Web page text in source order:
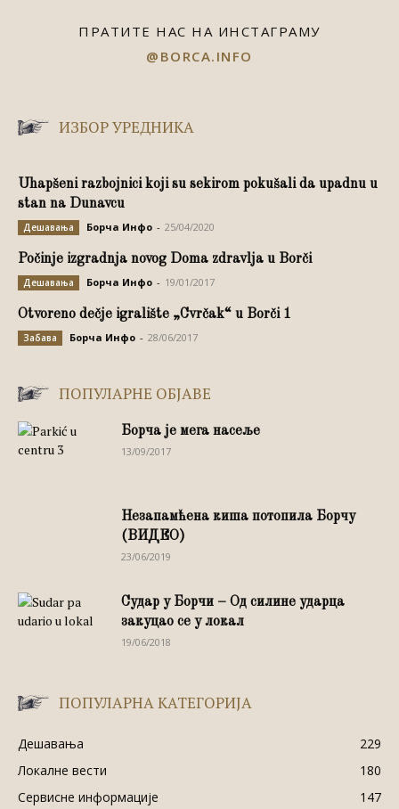
ПРАТИТЕ НАС НА ИНСТАГРАМУ
@BORCA.INFO
ИЗБОР УРЕДНИКА
Uhapšeni razbojnici koji su sekirom pokušali da upadnu u
stan na Dunavcu
Дешавања Борча Инфо - 25/04/2020
Počinje izgradnja novog Doma zdravlja u Borči
Дешавања Борча Инфо - 19/01/2017
Otvoreno dečje igralište „Cvrčak“ u Borči 1
Забава Борча Инфо - 28/06/2017
ПОПУЛАРНЕ ОБЈАВЕ
Борча је мега насеље
13/09/2017
Незапамћена киша потопила Борчу
(ВИДЕО)
23/06/2019
Судар у Борчи – Од силине ударца
закуцао се у локал
19/06/2018
ПОПУЛАРНА КАТЕГОРИЈА
Дешавања
229
Локалне вести
180
Сервисне информације
147